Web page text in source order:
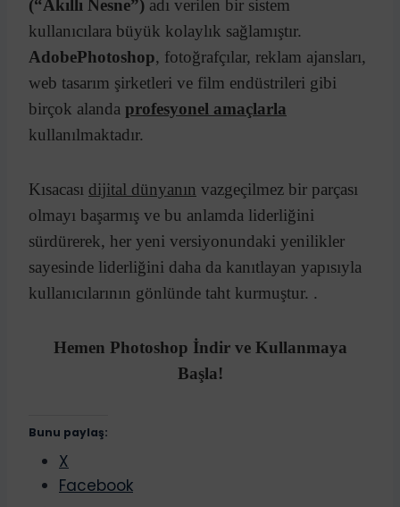
(“Akıllı Nesne”) adı verilen bir sistem
kullanıcılara büyük kolaylık sağlamıştır.
AdobePhotoshop, fotoğrafçılar, reklam ajansları,
web tasarım şirketleri ve film endüstrileri gibi
birçok alanda profesyonel amaçlarla
kullanılmaktadır.
Kısacası dijital dünyanın vazgeçilmez bir parçası
olmayı başarmış ve bu anlamda liderliğini
sürdürerek, her yeni versiyonundaki yenilikler
sayesinde liderliğini daha da kanıtlayan yapısıyla
kullanıcılarının gönlünde taht kurmuştur. .
Hemen Photoshop İndir ve Kullanmaya
Başla!
Bunu paylaş:
X
Facebook